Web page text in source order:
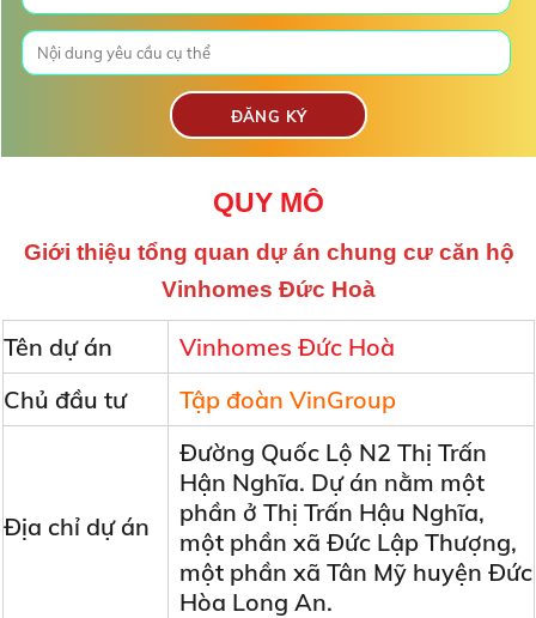
QUY MÔ
Giới thiệu tổng quan dự án chung cư căn hộ
Vinhomes Đức Hoà
Tên dự án
Vinhomes Đức Hoà
Chủ đầu tư
Tập đoàn VinGroup
Địa chỉ dự án
Đường Quốc Lộ N2 Thị Trấn
Hận Nghĩa. Dự án nằm một
phần ở Thị Trấn Hậu Nghĩa,
một phần xã Đức Lập Thượng,
một phần xã Tân Mỹ huyện Đức
Hòa Long An.